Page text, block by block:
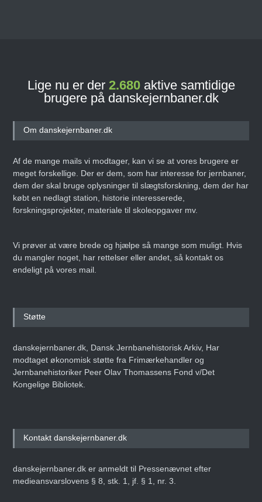
Lige nu er der 2.680aktive samtidige
brugere på danskejernbaner.dk
Om danskejernbaner.dk
Af de mange mails vi modtager, kan vi se at vores brugere er
meget forskellige. Der er dem, som har interesse for jernbaner,
dem der skal bruge oplysninger til slægtsforskning, dem der har
købt en nedlagt station, historie interesserede,
forskningsprojekter, materiale til skoleopgaver mv.
Vi prøver at være brede og hjælpe så mange som muligt. Hvis
du mangler noget, har rettelser eller andet, så kontakt os
endeligt på vores mail.
Støtte
danskejernbaner.dk, Dansk Jernbanehistorisk Arkiv, Har
modtaget økonomisk støtte fra Frimærkehandler og
Jernbanehistoriker Peer Olav Thomassens Fond v/Det
Kongelige Bibliotek.
Kontakt danskejernbaner.dk
danskejernbaner.dk er anmeldt til Pressenævnet efter
medieansvarslovens § 8, stk. 1, jf. § 1, nr. 3.